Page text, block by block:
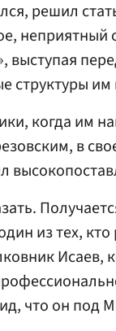
решил
выступая
структуры
когда им
в
из тех,
Исаев,
что он